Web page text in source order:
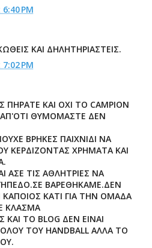
PM
ΚΑΙ ΔΗΛΗΤΗΡΙΑΣΤΕΙΣ.
PM
ΚΑΙ ΟΧΙ ΤΟ CAMPION
ΑΠ'ΟΤΙ ΘΥΜΟΜΑΣΤΕ ΔΕΝ
ΒΡΗΚΕΣ ΠΑΙΧΝΙΔΙ ΝΑ
ΚΕΡΔΙΖΟΝΤΑΣ ΧΡΗΜΑΤΑ ΚΑΙ
ΑΣΕ ΤΙΣ ΑΘΛΗΤΡΙΕΣ ΝΑ
ΒΑΡΕΘΗΚΑΜΕ.ΔΕΝ
ΚΑΠΟΙΟΣ ΚΑΤΙ ΓΙΑ ΤΗΝ ΟΜΑΔΑ
ΚΛΑΣΜΑ
ΤΟ BLOG ΔΕΝ ΕΙΝΑΙ
ΤΟΥ HANDBALL ΑΛΛΑ TO